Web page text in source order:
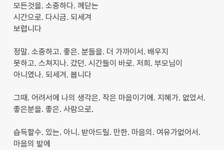
모든것을. 소중하다. 께닫는
시간으로. 다시금. 되세겨
보렵니다
정말. 소중하고. 좋은. 분들을. 더 가까이서. 배우지
못하고. 스쳐지나. 갔던. 시간들이 바로. 저희. 부모님이
아니였나. 되세겨. 봅니다
그때. 어려서에 나의 생각은. 작은 마음이기에. 지혜가. 없었서.
좋은분을. 좋은. 사람으로.
습득할수. 있는. 아니. 받아드릴. 만한. 마음의. 여유가없어서.
마음의 밭에